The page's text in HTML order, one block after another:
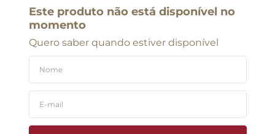
Este produto não está disponível no
momento
Quero saber quando estiver disponível